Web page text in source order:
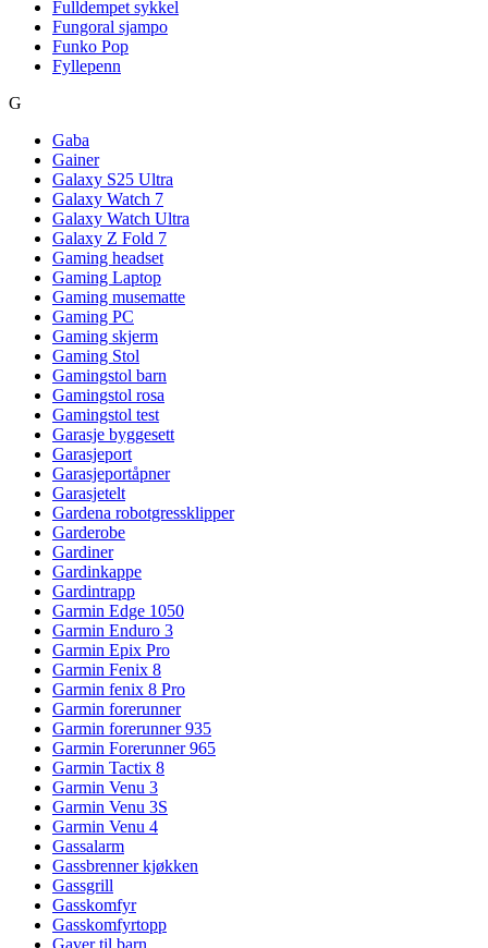
Fulldempet sykkel
Fungoral sjampo
Funko Pop
Fyllepenn
G
Gaba
Gainer
Galaxy S25 Ultra
Galaxy Watch 7
Galaxy Watch Ultra
Galaxy Z Fold 7
Gaming headset
Gaming Laptop
Gaming musematte
Gaming PC
Gaming skjerm
Gaming Stol
Gamingstol barn
Gamingstol rosa
Gamingstol test
Garasje byggesett
Garasjeport
Garasjeportåpner
Garasjetelt
Gardena robotgressklipper
Garderobe
Gardiner
Gardinkappe
Gardintrapp
Garmin Edge 1050
Garmin Enduro 3
Garmin Epix Pro
Garmin Fenix 8
Garmin fenix 8 Pro
Garmin forerunner
Garmin forerunner 935
Garmin Forerunner 965
Garmin Tactix 8
Garmin Venu 3
Garmin Venu 3S
Garmin Venu 4
Gassalarm
Gassbrenner kjøkken
Gassgrill
Gasskomfyr
Gasskomfyrtopp
Gaver til barn